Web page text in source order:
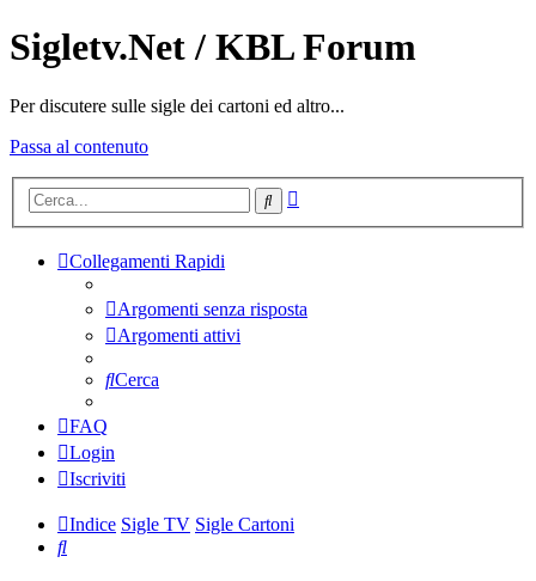
Sigletv.Net / KBL Forum
Per discutere sulle sigle dei cartoni ed altro...
Passa al contenuto
Cerca
Collegamenti Rapidi
Argomenti senza risposta
Argomenti attivi
Cerca
FAQ
Login
Iscriviti
Indice Sigle TV Sigle Cartoni
Cerca